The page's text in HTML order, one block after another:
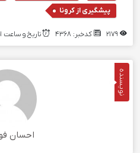
پیشگیری از کرونا
کدخبر: 4368 تاریخ و ساعت انتشار: ۲۷
نویسنده
احسان